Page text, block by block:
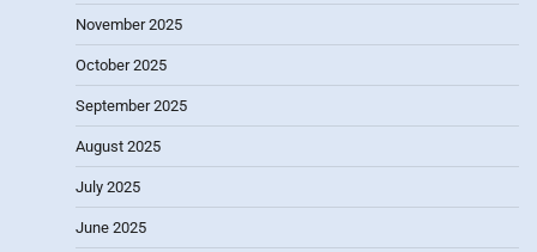
November 2025
October 2025
September 2025
August 2025
July 2025
June 2025